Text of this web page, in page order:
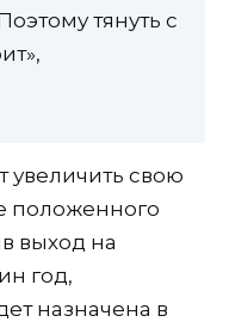
тянуть с
свою
положенного
выход на
год,
назначена в